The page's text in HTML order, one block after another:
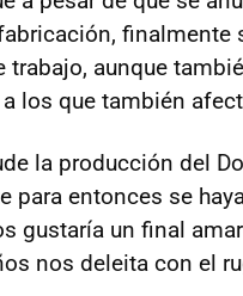
finalmente
aunque
los que también
la producción del
para entonces se
gustaría un final
nos deleita con el